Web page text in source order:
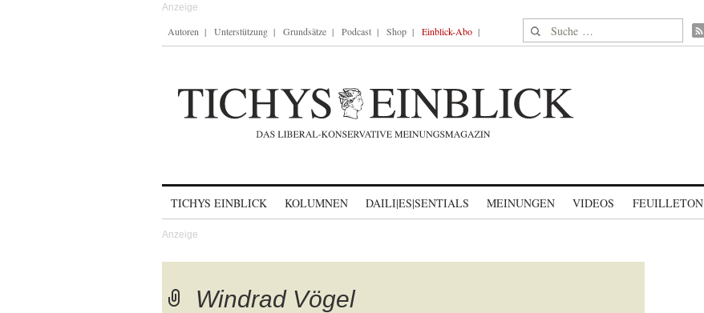
Autoren Unterstützung Grundsätze Podcast Shop Einblick-Abo Suche nach:
TICHYS EINBLICK KOLUMNEN DAILI|ES|SENTIALS MEINUNGEN VIDEOS FEUILLETON
Windrad Vögel